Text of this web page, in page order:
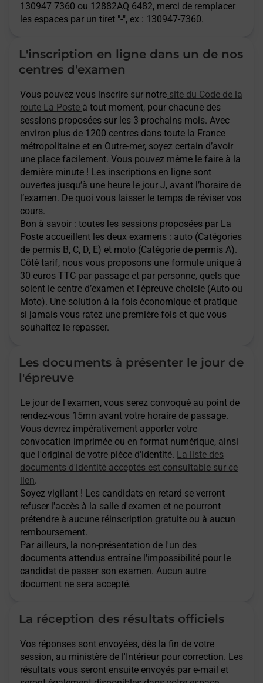
130947 7360 ou 12882AQ 6482, merci de remplacer
les espaces par un tiret "-", ex : 130947-7360.
L'inscription en ligne dans un de nos
centres d'examen
Vous pouvez vous inscrire sur notre site du Code de la
route La Poste à tout moment, pour chacune des
sessions proposées sur les 3 prochains mois. Avec
environ plus de 1200 centres dans toute la France
métropolitaine et en Outre-mer, soyez certain d’avoir
une place facilement. Vous pouvez même le faire à la
dernière minute ! Les inscriptions en ligne sont
ouvertes jusqu’à une heure le jour J, avant l’horaire de
l’examen. De quoi vous laisser le temps de réviser vos
cours.
Bon à savoir : toutes les sessions proposées par La
Poste accueillent les deux examens : auto (Catégories
de permis B, C, D, E) et moto (Catégorie de permis A).
Côté tarif, nous vous proposons une formule unique à
30 euros TTC par passage et par personne, quels que
soient le centre d’examen et l'épreuve choisie (Auto ou
Moto). Une solution à la fois économique et pratique
si jamais vous ratez une première fois et que vous
souhaitez le repasser.
Les documents à présenter le jour de
l'épreuve
Le jour de l'examen, vous serez convoqué au point de
rendez-vous 15mn avant votre horaire de passage.
Vous devrez impérativement apporter votre
convocation imprimée ou en format numérique, ainsi
que l'original de votre pièce d'identité. La liste des
documents d'identité acceptés est consultable sur ce
lien.
Soyez vigilant ! Les candidats en retard se verront
refuser l'accès à la salle d'examen et ne pourront
prétendre à aucune réinscription gratuite ou à aucun
remboursement.
Par ailleurs, la non-présentation de l'un des
documents attendus entraîne l'impossibilité pour le
candidat de passer son examen. Aucun autre
document ne sera accepté.
La réception des résultats officiels
Vos réponses sont envoyées, dès la fin de votre
session, au ministère de l'Intérieur pour correction. Les
résultats vous seront ensuite envoyés par e-mail et